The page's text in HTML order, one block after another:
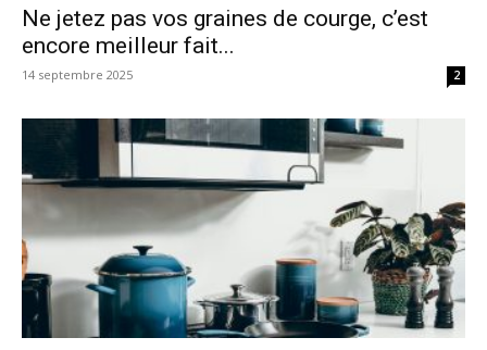
Ne jetez pas vos graines de courge, c’est
encore meilleur fait...
14 septembre 2025 2